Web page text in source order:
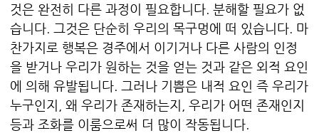
것은 완전히 다른 과정이 필요합니다. 분해할 필요가 없
습니다. 그것은 단순히 우리의 목구멍에 떠 있습니다. 마
찬가지로 행복은 경주에서 이기거나 다른 사람의 인정
을 받거나 우리가 원하는 것을 얻는 것과 같은 외적 요인
에 의해 유발됩니다. 그러나 기쁨은 내적 요인 즉 우리가
누구인지, 왜 우리가 존재하는지, 우리가 어떤 존재인지
등과 조화를 이룸으로써 더 많이 작동됩니다.